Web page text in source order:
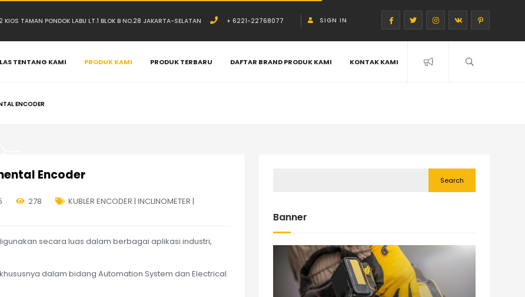
KIOS TAMAN PONDOK LABU LT.1 BLOK B NO.28 JAKARTA-SELATAN + 6221-22768077 SIGN IN
TENTANG KAMI PRODUK KAMI PRODUK TERBARU DAFTAR BRAND PRODUK KAMI KONTAK KAMI
ENCODER
Encoder
278
KUBLER ENCODER | INCLINOMETER |
secara luas dalam berbagai aplikasi industri,
dalam bidang Automation System dan Electrical.
Search
Banner